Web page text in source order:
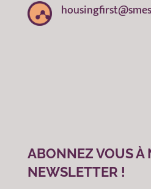
ABONNEZ VOUS À
NEWSLETTER !